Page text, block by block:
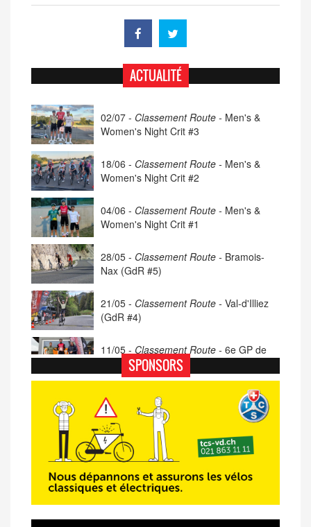
ACTUALITÉ
02/07 - Classement Route - Men's &
Women's Night Crit #3
18/06 - Classement Route - Men's &
Women's Night Crit #2
04/06 - Classement Route - Men's &
Women's Night Crit #1
28/05 - Classement Route - Bramois-
Nax (GdR #5)
21/05 - Classement Route - Val-d'Illiez
(GdR #4)
11/05 - Classement Route - 6e GP de
Porsel (TdC #4)
07/05 - Classement Route -
Blonay-Les
Pléiades (GdR #3)
23/04 - Classement Route -4e Pringy -
Moléson (TdC #3)
14/04 -Photos -Les photos du 5e GP
de Semsales
SPONSORS